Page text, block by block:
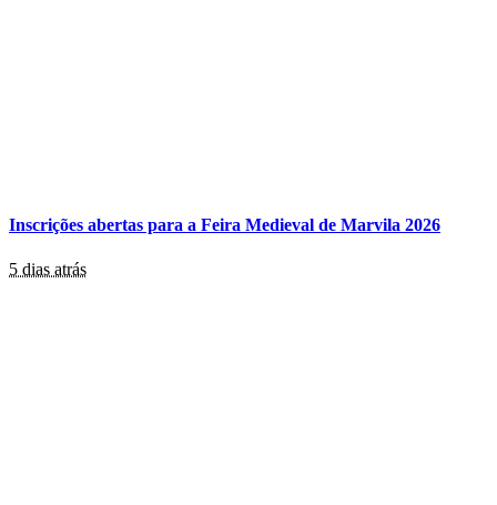
Inscrições abertas para a Feira Medieval de Marvila 2026
5 dias atrás